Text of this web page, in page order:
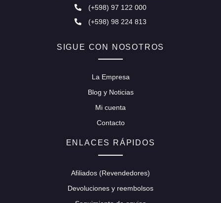
(+598) 97 122 000
(+598) 98 224 813
SIGUE CON NOSOTROS
La Empresa
Blog y Noticias
Mi cuenta
Contacto
ENLACES RÁPIDOS
Afiliados (Revendedores)
Devoluciones y reembolsos